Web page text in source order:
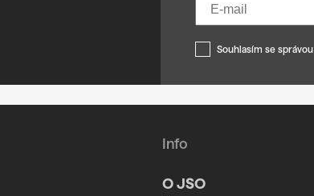
Souhlasím se správou
Info
O JSO